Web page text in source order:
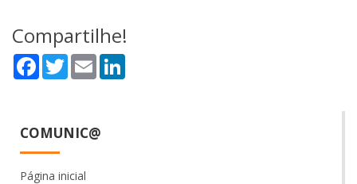
Compartilhe!
Facebook
TwitterEmail
COMUNIC@
Página inicial